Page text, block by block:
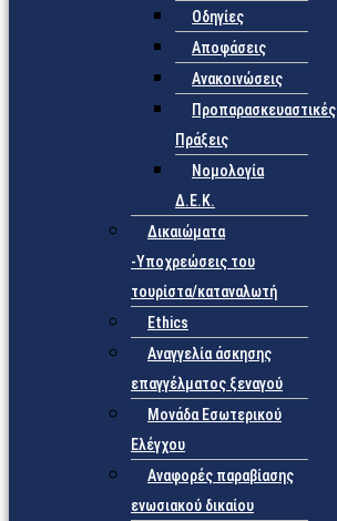
Οδηγίες
Αποφάσεις
Ανακοινώσεις
Προπαρασκευαστικές
Πράξεις
Νομολογία
Δ.Ε.Κ.
Δικαιώματα
-Υποχρεώσεις του
τουρίστα/καταναλωτή
Ethics
Αναγγελία άσκησης
επαγγέλματος ξεναγού
Μονάδα Εσωτερικού
Ελέγχου
Αναφορές παραβίασης
ενωσιακού δικαίου